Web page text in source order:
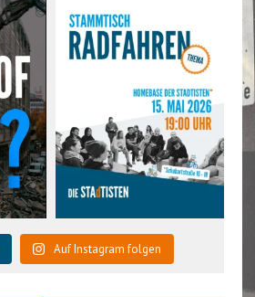
Auf Instagram folgen